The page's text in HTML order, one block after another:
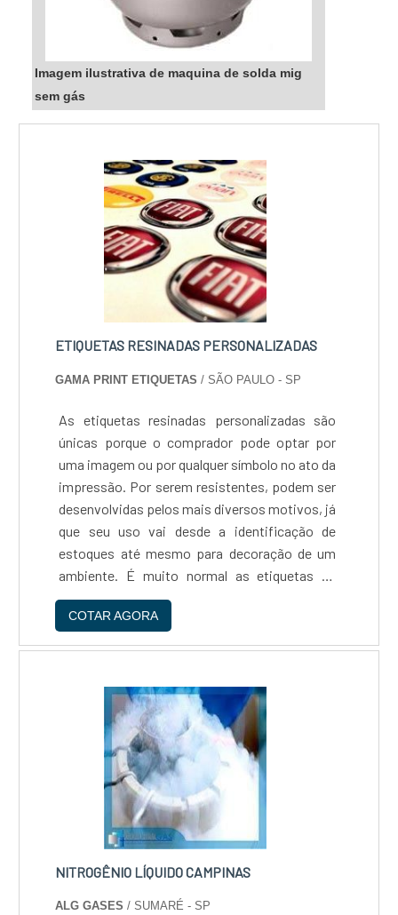
Imagem ilustrativa de maquina de solda mig
sem gás
ETIQUETAS RESINADAS PERSONALIZADAS
GAMA PRINT ETIQUETAS / SÃO PAULO - SP
As etiquetas resinadas personalizadas são
únicas porque o comprador pode optar por
uma imagem ou por qualquer símbolo no ato da
impressão. Por serem resistentes, podem ser
desenvolvidas pelos mais diversos motivos, já
que seu uso vai desde a identificação de
estoques até mesmo para decoração de um
ambiente. É muito normal as etiquetas de
resinas sejam usadas como brindes,
principalmente para marketing, porque elas
são fabricadas em grande quan....
COTAR AGORA
NITROGÊNIO LÍQUIDO CAMPINAS
ALG GASES / SUMARÉ - SP